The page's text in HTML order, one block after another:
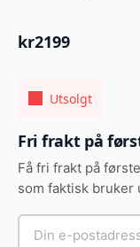
kr2199
Utsolgt
Fri frakt på
Få fri frakt på
som faktisk bruker